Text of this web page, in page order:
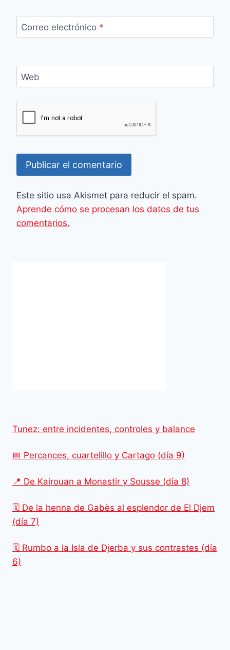
Correo electrónico *
Web
Este sitio usa Akismet para reducir el spam.
Aprende cómo se procesan los datos de tus
comentarios.
Tunez: entre incidentes, controles y balance
📅 Percances, cuartelillo y Cartago (día 9)
📍 De Kairouan a Monastir y Sousse (día 8)
🗓️ De la henna de Gabès al esplendor de El Djem
(día 7)
🗓️ Rumbo a la Isla de Djerba y sus contrastes (día
6)